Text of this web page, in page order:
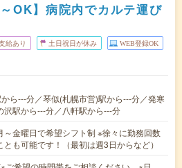
OK】病院内でカルテ運び
給あり 土日祝日が休み WEB登録OK
ら---分／琴似(札幌市営)駅から---分／発寒
沢駅から---分／八軒駅から---分
～金曜日で希望シフト制 ※徐々に勤務回数
も可能です！（最初は週3日からなど）